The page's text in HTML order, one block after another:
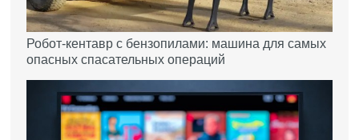
Робот-кентавр с бензопилами: машина для самых
опасных спасательных операций